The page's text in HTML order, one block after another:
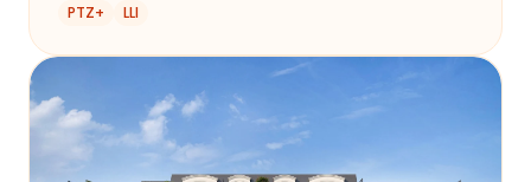
PTZ+ LLI